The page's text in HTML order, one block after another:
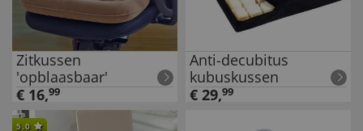
Zitkussen
'opblaasbaar'
€ 16,99
Anti-decubitus
kubuskussen
€ 29,99
5.0